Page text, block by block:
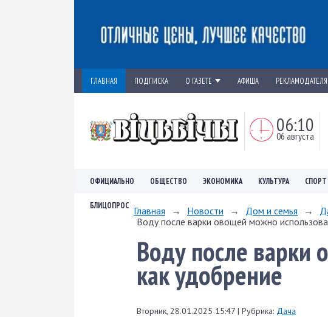
ГЛАВНАЯ ПОДПИСКА О ГАЗЕТЕ АФИША
06:10
06 августа
ОФИЦИАЛЬНО ОБЩЕСТВО ЭКОНОМИКА КУЛЬТУРА СПОРТ
БЛИЦОПРОС Главная → Новости → Дом и семья →
Воду после варки овощей можно
Воду после варки
как удобрение
Вторник, 28.01.2025 15:47 | Рубрика: Дача